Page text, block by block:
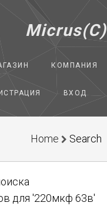
Micrus(C)
КОМПАНИЯ
ВХОД
Home Search
для '220мкф 63в'